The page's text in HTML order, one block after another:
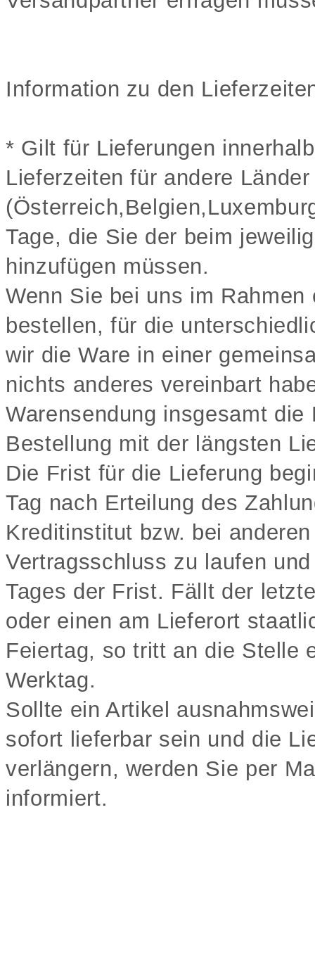
Information zu den
* Gilt für Lieferungen
Lieferzeiten für andere Länder
Tage, die Sie der beim
hinzufügen müssen.
Wenn Sie bei uns im
bestellen, für die
wir die Ware in einer
nichts anderes vereinbart
Warensendung insgesamt
Bestellung mit der längsten
Die Frist für die Lieferung
Tag nach Erteilung des
Kreditinstitut bzw. bei
Vertragsschluss zu laufen
Tages der Frist. Fällt der
oder einen am Lieferort
Feiertag, so tritt an die Stelle
Werktag.
Sollte ein Artikel
sofort lieferbar sein und die
verlängern, werden Sie per
informiert.